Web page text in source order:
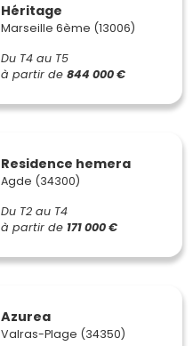
Héritage
Marseille 6ème (13006)
Du T4 au T5
à partir de 844 000 €
Residence hemera
Agde (34300)
Du T2 au T4
à partir de 171 000 €
Azurea
Valras-Plage (34350)